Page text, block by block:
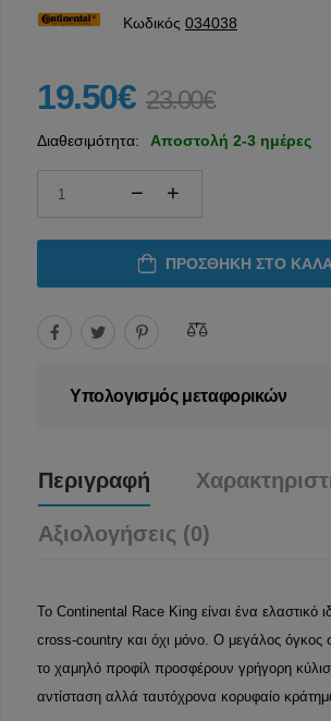
Κωδικός 034038
19.50€ 23.00€
Διαθεσιμότητα: Αποστολή 2-3 ημέρες
ΠΡΟΣΘΉΚΗ ΣΤΟ
Υπολογισμός μεταφορικών
Περιγραφή
Αξιολογήσεις (0)
Το Continental Race King είναι ένα ελαστικό
cross-country και όχι μόνο. Ο μεγάλος όγκος
το χαμηλό προφίλ προσφέρουν γρήγορη
αντίσταση αλλά ταυτόχρονα κορυφαίο